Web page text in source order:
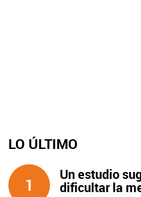
LO ÚLTIMO
1
Un estudio
dificultar la